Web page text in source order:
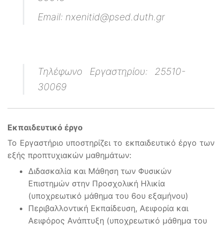
Email: nxenitid@psed.duth.gr
Τηλέφωνο Εργαστηρίου: 25510-
30069
Εκπαιδευτικό έργο
To Εργαστήριο υποστηρίζει το εκπαιδευτικό έργο των
εξής προπτυχιακών μαθημάτων:
∆ιδασκαλία και Μάθηση των Φυσικών
Επιστηµών στην Προσχολική Ηλικία
(υποχρεωτικό μάθημα του 6ου εξαμήνου)
Περιβαλλοντική Εκπαίδευση, Αειφορία και
Αειφόρος Ανάπτυξη (υποχρεωτικό μάθημα του